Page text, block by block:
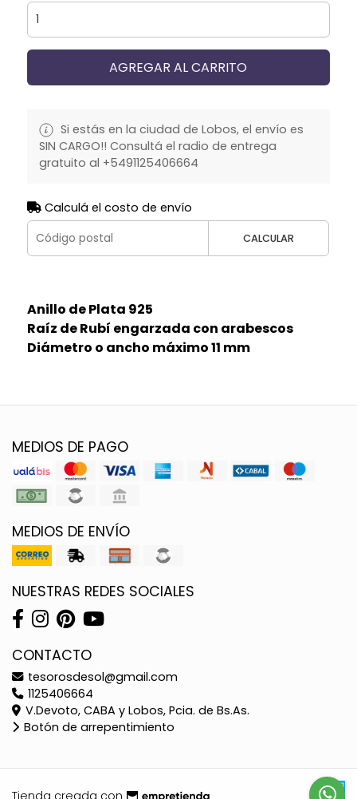
AGREGAR AL CARRITO
Si estás en la ciudad de Lobos, el envío es
SIN CARGO!! Consultá el radio de entrega
gratuito al +5491125406664
Calculá el costo de envío
CALCULAR
Anillo de Plata 925
Raíz de Rubí engarzada con arabescos
Diámetro o ancho máximo 11 mm
MEDIOS DE PAGO
MEDIOS DE ENVÍO
NUESTRAS REDES SOCIALES
CONTACTO
tesorosdesol@gmail.com
1125406664
V.Devoto, CABA y Lobos, Pcia. de Bs.As.
Botón de arrepentimiento